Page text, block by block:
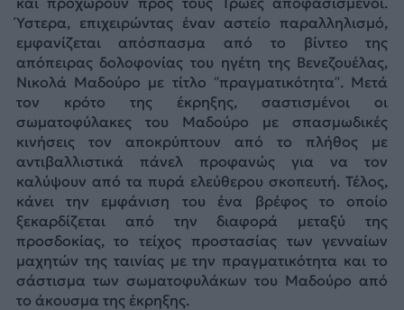
Ύστερα, επιχειρώντας έναν αστείο παραλληλισμό,
εμφανίζεται απόσπασμα από το βίντεο της
απόπειρας δολοφονίας του ηγέτη της Βενεζουέλας,
Νικολά Μαδούρο με τίτλο “πραγματικότητα”. Μετά
τον κρότο της έκρηξης, σαστισμένοι οι
σωματοφύλακες του Μαδούρο με σπασμωδικές
κινήσεις τον αποκρύπτουν από το πλήθος με
αντιβαλλιστικά πάνελ προφανώς για να τον
καλύψουν από τα πυρά ελεύθερου σκοπευτή. Τέλος,
κάνει την εμφάνιση του ένα βρέφος το οποίο
ξεκαρδίζεται από την διαφορά μεταξύ της
προσδοκίας, το τείχος προστασίας των γενναίων
μαχητών της ταινίας με την πραγματικότητα και το
σάστισμα των σωματοφυλάκων του Μαδούρο από
το άκουσμα της έκρηξης.